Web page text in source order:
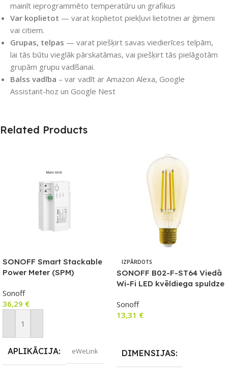
mainīt ieprogrammēto temperatūru un grafikus
Var koplietot — varat koplietot piekļuvi lietotnei ar ģimeni
vai citiem.
Grupas, telpas — varat piešķirt savas viedierīces telpām,
lai tās būtu vieglāk pārskatāmas, vai piešķirt tās pielāgotām
grupām grupu vadīšanai.
Balss vadība – var vadīt ar Amazon Alexa, Google
Assistant-hoz un Google Nest
Related Products
SONOFF Smart Stackable
Power Meter (SPM)
Sonoff
36,29 €
Pievienot Grozam
APLIKĀCIJA eWeLink
IZPĀRDOTS
SONOFF B02-F-ST64 Viedā
Wi-Fi LED kvēldiega spuldze
Sonoff
13,31 €
DIMENSIJAS